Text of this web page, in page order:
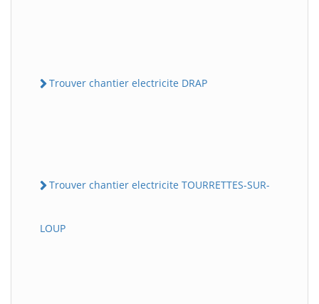
Trouver chantier electricite DRAP
Trouver chantier electricite TOURRETTES-SUR-
LOUP